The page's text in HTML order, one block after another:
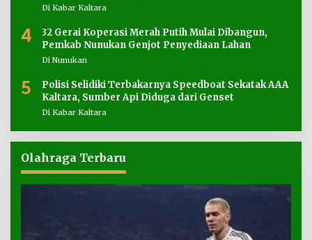
Di Kabar Kaltara
4
32 Gerai Koperasi Merah Putih Mulai Dibangun,
Pemkab Nunukan Genjot Penyediaan Lahan
Di Nunukan
5
Polisi Selidiki Terbakarnya Speedboat Sekatak AAA
Kaltara, Sumber Api Diduga dari Genset
Di Kabar Kaltara
Olahraga Terbaru